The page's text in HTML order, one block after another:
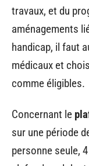
travaux, et du
aménagements
handicap, il faut
médicaux et
comme éligibles.
Concernant le
sur une période
personne seule,